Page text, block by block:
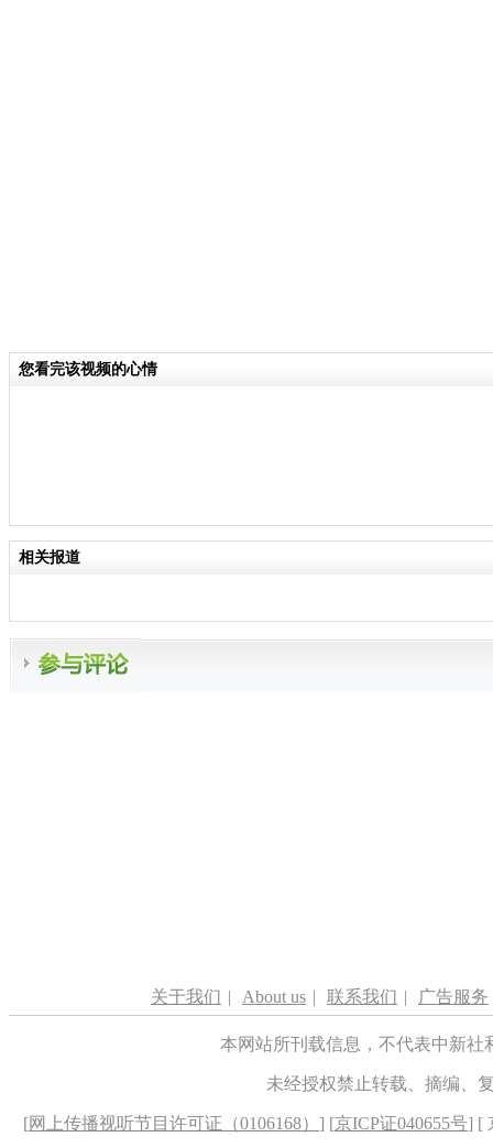
您看完该视频的心情
相关报道
关于我们 | About us | 联系我们 | 广告服务
本网站所刊载信息，不代表中新
未经授权禁止转载、摘编、
[网上传播视听节目许可证（0106168） ] [京ICP证040655号] [